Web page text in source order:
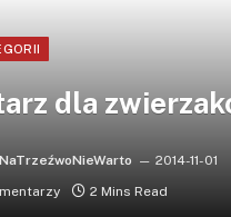
dla
NaTrzeźwoNieWarto
2014-11-01
2 Mins Read